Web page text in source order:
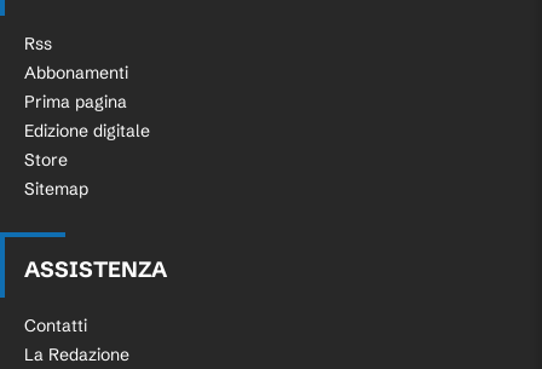
Rss
Abbonamenti
Prima pagina
Edizione digitale
Store
Sitemap
ASSISTENZA
Contatti
La Redazione